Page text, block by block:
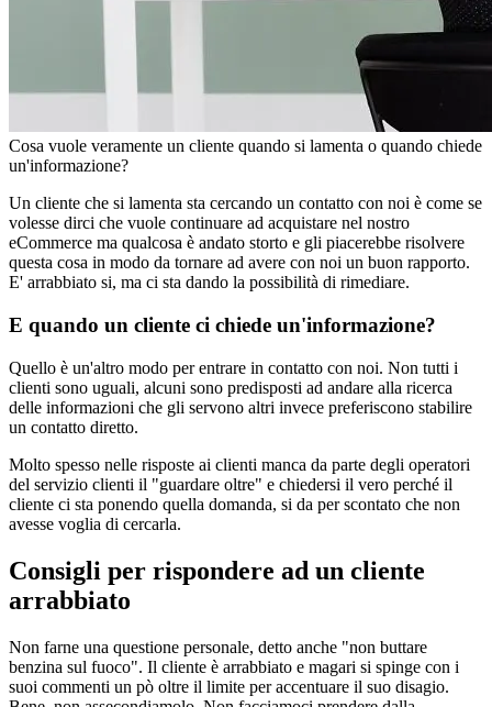
Cosa vuole veramente un cliente quando si lamenta o quando chiede
un'informazione?
Un cliente che si lamenta sta cercando un contatto con noi è come se
volesse dirci che vuole continuare ad acquistare nel nostro
eCommerce ma qualcosa è andato storto e gli piacerebbe risolvere
questa cosa in modo da tornare ad avere con noi un buon rapporto.
E' arrabbiato si, ma ci sta dando la possibilità di rimediare.
E quando un cliente ci chiede un'informazione?
Quello è un'altro modo per entrare in contatto con noi. Non tutti i
clienti sono uguali, alcuni sono predisposti ad andare alla ricerca
delle informazioni che gli servono altri invece preferiscono stabilire
un contatto diretto.
Molto spesso nelle risposte ai clienti manca da parte degli operatori
del servizio clienti il "guardare oltre" e chiedersi il vero perché il
cliente ci sta ponendo quella domanda, si da per scontato che non
avesse voglia di cercarla.
Consigli per rispondere ad un cliente
arrabbiato
Non farne una questione personale, detto anche "non buttare
benzina sul fuoco". Il cliente è arrabbiato e magari si spinge con i
suoi commenti un pò oltre il limite per accentuare il suo disagio.